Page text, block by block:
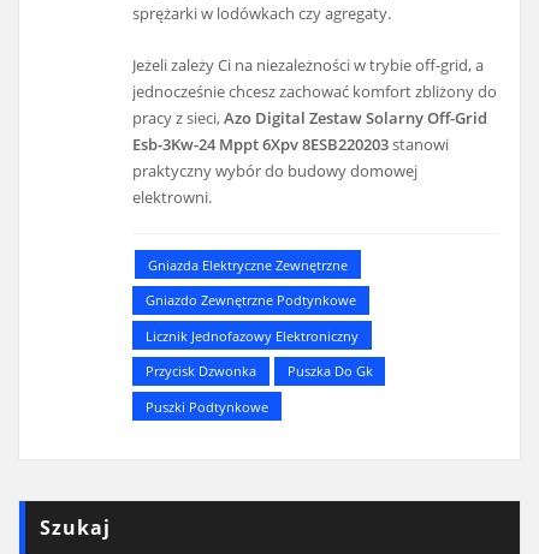
sprężarki w lodówkach czy agregaty.
Jeżeli zależy Ci na niezależności w trybie off-grid, a
jednocześnie chcesz zachować komfort zbliżony do
pracy z sieci,Azo Digital Zestaw Solarny Off-Grid
Esb-3Kw-24 Mppt 6Xpv 8ESB220203stanowi
praktyczny wybór do budowy domowej
elektrowni.
Gniazda Elektryczne Zewnętrzne
Gniazdo Zewnętrzne Podtynkowe
Licznik Jednofazowy Elektroniczny
Przycisk Dzwonka
Puszka Do Gk
Puszki Podtynkowe
Szukaj